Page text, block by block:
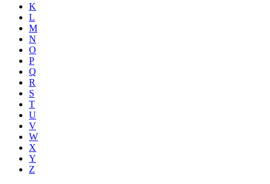
K
L
M
N
O
P
Q
R
S
T
U
V
W
X
Y
Z